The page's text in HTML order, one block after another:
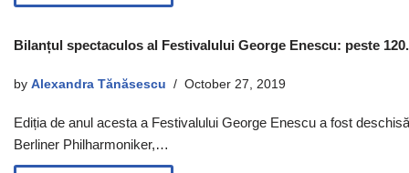
Bilanțul spectaculos al Festivalului George Enescu: peste
by Alexandra Tănăsescu October 27, 2019
Ediția de anul acesta a Festivalului George Enescu a fost
Berliner Philharmoniker,…